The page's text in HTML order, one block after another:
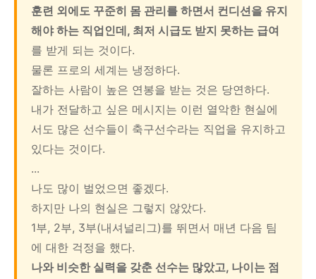
훈련 외에도 꾸준히 몸 관리를 하면서 컨디션을 유지
해야 하는 직업인데, 최저 시급도 받지 못하는 급여
를 받게 되는 것이다.
물론 프로의 세계는 냉정하다.
잘하는 사람이 높은 연봉을 받는 것은 당연하다.
내가 전달하고 싶은 메시지는 이런 열악한 현실에
서도 많은 선수들이 축구선수라는 직업을 유지하고
있다는 것이다.
...
나도 많이 벌었으면 좋겠다.
하지만 나의 현실은 그렇지 않았다.
1부, 2부, 3부(내셔널리그)를 뛰면서 매년 다음 팀
에 대한 걱정을 했다.
나와 비슷한 실력을 갖춘 선수는 많았고, 나이는 점